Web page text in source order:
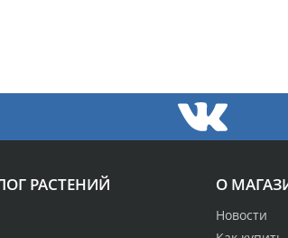
О
Новости
РАСТЕНИЙ